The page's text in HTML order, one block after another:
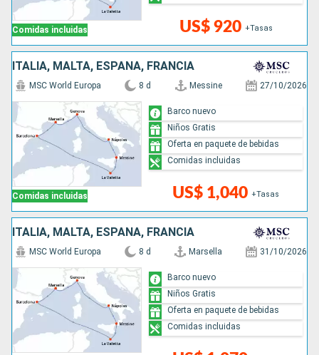
Comidas incluidas US$ 920 +Tasas
ITALIA, MALTA, ESPAÑA, FRANCIA
Comidas incluidas
MSC World Europa 8 d Messine 27/10/2026
US$ 1,040 +Tasas
Barco nuevo
Niños Gratis
Oferta en paquete de bebidas
Comidas incluidas
ITALIA, MALTA, ESPAÑA, FRANCIA
MSC World Europa 8 d Marsella 31/10/2026
Barco nuevo
Niños Gratis
Oferta en paquete de bebidas
Comidas incluidas